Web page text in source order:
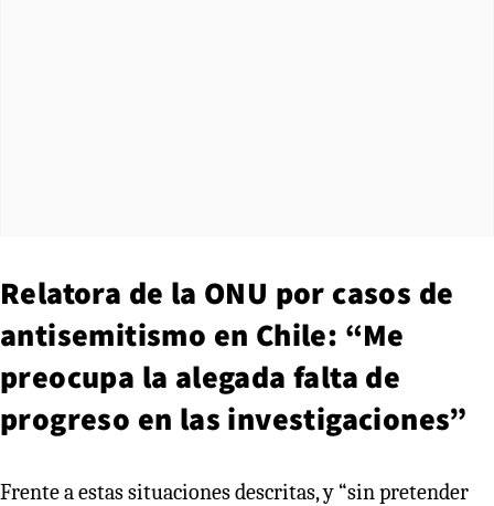
Relatora de la ONU por casos de
antisemitismo en Chile: “Me
preocupa la alegada falta de
progreso en las investigaciones”
Frente a estas situaciones descritas, y “sin pretender